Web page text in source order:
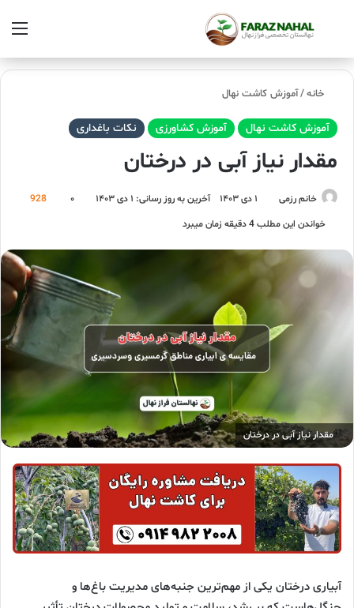
خانه/آموزش کاشت نهال
آموزش کاشت نهال آموزش کشاورزی نکات باغداری
مقدار نیاز آبی در درختان
خانم رزمی ۱ دی ۱۴۰۳ آخرین به روز رسانی: ۱ دی ۱۴۰۳ ۰
928
خواندن این مطلب 4 دقیقه زمان میبرد
مقدار نیاز آبی در درختان
آبیاری درختان یکی از مهم‌ترین جنبه‌های مدیریت باغ‌ها و